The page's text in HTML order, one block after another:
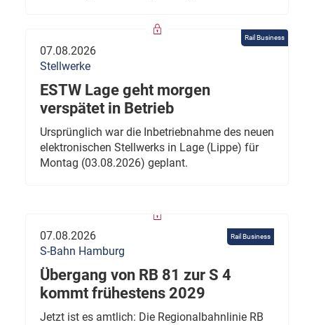
Rail Business
07.08.2026
Stellwerke
ESTW Lage geht morgen
verspätet in Betrieb
Ursprünglich war die Inbetriebnahme des neuen
elektronischen Stellwerks in Lage (Lippe) für
Montag (03.08.2026) geplant.
Rail Business
07.08.2026
S-Bahn Hamburg
Übergang von RB 81 zur S 4
kommt frühestens 2029
Jetzt ist es amtlich: Die Regionalbahnlinie RB